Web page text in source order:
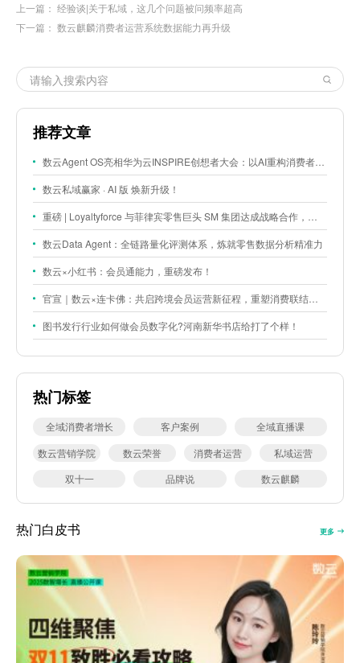
上一篇： 经验谈|关于私域，这几个问题被问频率超高
下一篇： 数云麒麟消费者运营系统数据能力再升级
推荐文章
数云Agent OS亮相华为云INSPIRE创想者大会：以AI重构消费者运营与零售营销新范式
数云私域赢家 · AI 版 焕新升级！
重磅 | Loyaltyforce 与菲律宾零售巨头 SM 集团达成战略合作，携手开启 SMAC 会员数智化运营新征程
数云Data Agent：全链路量化评测体系，炼就零售数据分析精准力
数云×小红书：会员通能力，重磅发布！
官宣｜数云×连卡佛：共启跨境会员运营新征程，重塑消费联结新体验
图书发行行业如何做会员数字化?河南新华书店给打了个样！
热门标签
全域消费者增长 客户案例
全域直播课
数云营销学院
数云荣誉 消费者运营
私域运营
双十一
品牌说 数云麒麟
热门白皮书 更多